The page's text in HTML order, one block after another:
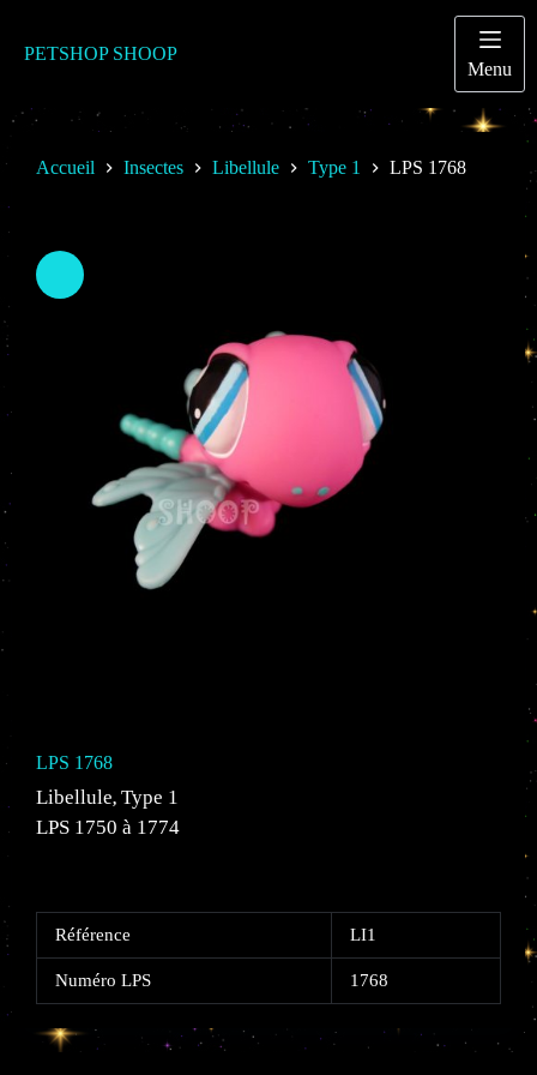
contenu
PETSHOP SHOOP
Menu
Accueil Insectes Libellule Type 1 LPS 1768
LPS 1768
Libellule,Type 1
LPS 1750 à 1774
Référence LI1
Numéro LPS 1768